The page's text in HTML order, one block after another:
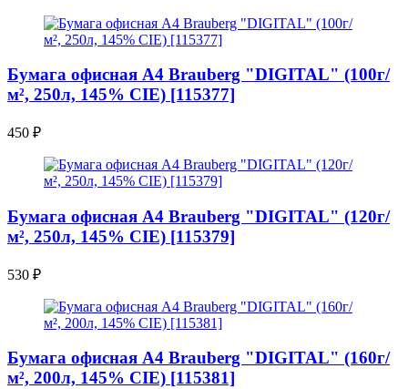
Бумага офисная A4 Brauberg "DIGITAL" (100г/
м², 250л, 145% CIE) [115377]
450 ₽
Бумага офисная A4 Brauberg "DIGITAL" (120г/
м², 250л, 145% CIE) [115379]
530 ₽
Бумага офисная A4 Brauberg "DIGITAL" (160г/
м², 200л, 145% CIE) [115381]